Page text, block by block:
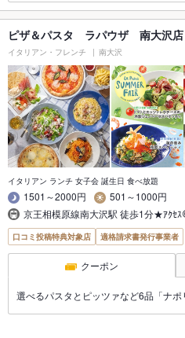
ピザ＆パスタ ラパウザ 南大沢店
イタリアン・フレンチ 南大沢
イタリアン ランチ 女子会 誕生日 食べ放題
1501～2000円
501～1000円
京王相模原線南大沢駅 徒歩1分★ｱｸｾ
口コミ投稿特典対象店 適格請求書発行事業者
クーポン
選べるパスタとピッツァなど6品「ナポ